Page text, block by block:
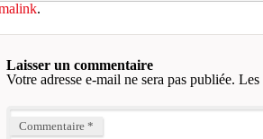
.
Laisser un commentaire
Votre adresse e-mail ne sera pas publiée. Les
Commentaire *